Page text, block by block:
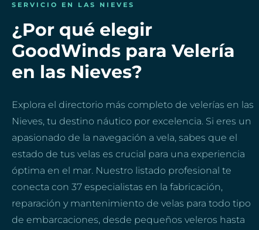
SERVICIO EN LAS NIEVES
¿Por qué elegir
GoodWinds para Velería
en las Nieves?
Explora el directorio más completo de velerías en las
Nieves, tu destino náutico por excelencia. Si eres un
apasionado de la navegación a vela, sabes que el
estado de tus velas es crucial para una experiencia
óptima en el mar. Nuestro listado profesional te
conecta con 37 especialistas en la fabricación,
reparación y mantenimiento de velas para todo tipo
de embarcaciones, desde pequeños veleros hasta